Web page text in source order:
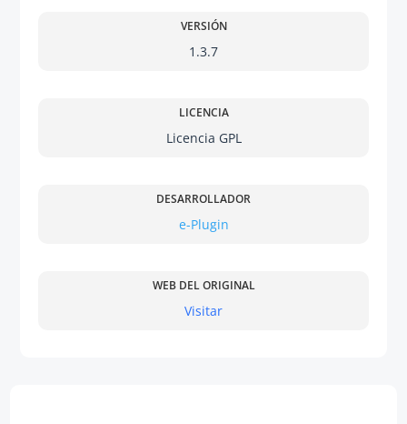
VERSIÓN
1.3.7
LICENCIA
Licencia GPL
DESARROLLADOR
e-Plugin
WEB DEL ORIGINAL
Visitar